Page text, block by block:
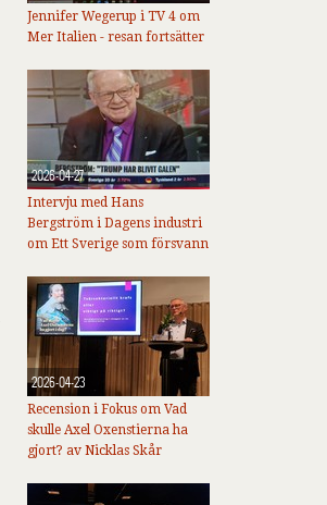
Jennifer Wegerup i TV 4 om
Mer Italien - resan fortsätter
2026-04-27
Intervju med Hans
Bergström i Dagens industri
om Ett Sverige som försvann
2026-04-23
Recension i Fokus om Vad
skulle Axel Oxenstierna ha
gjort? av Nicklas Skår